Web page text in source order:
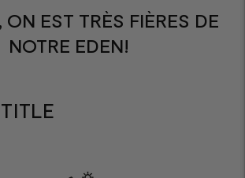
ON EST TRÈS FIÈRES DE
NOTRE EDEN!